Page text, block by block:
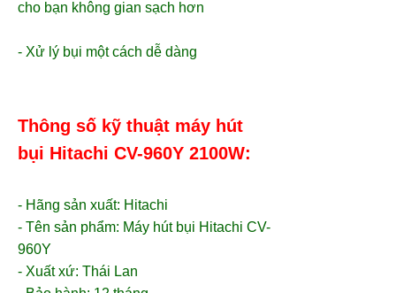
cho bạn không gian sạch hơn
- Xử lý bụi một cách dễ dàng
Thông số kỹ thuật máy hút
bụi Hitachi CV-960Y 2100W:
- Hãng sản xuất: Hitachi
- Tên sản phẩm: Máy hút bụi Hitachi CV-
960Y
- Xuất xứ: Thái Lan